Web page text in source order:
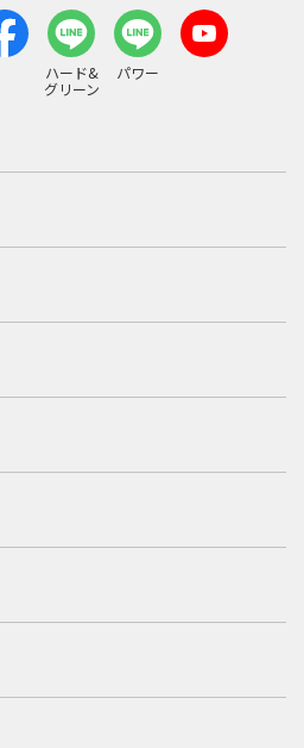
ハード&
グリーン
パワー